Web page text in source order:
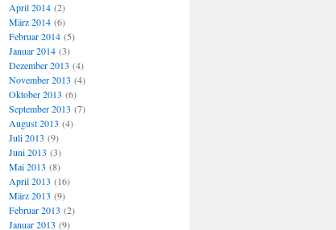
April 2014(2)
März 2014(6)
Februar 2014(5)
Januar 2014(3)
Dezember 2013 (4)
November 2013 (4)
Oktober 2013 (6)
September 2013 (7)
August 2013 (4)
Juli 2013 (9)
Juni 2013 (3)
Mai 2013 (8)
April 2013 (16)
März 2013 (9)
Februar 2013 (2)
Januar 2013 (9)